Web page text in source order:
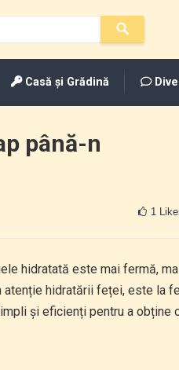
Casă și Grădină
până-n
1
hidratată este mai fermă,
atenție hidratării feței, este la
și eficienți pentru a obține